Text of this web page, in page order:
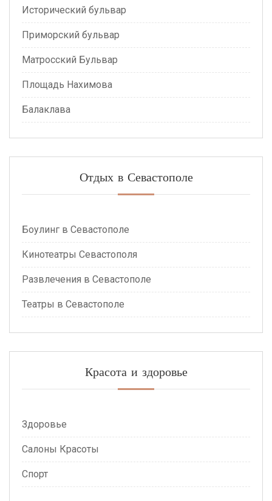
Исторический бульвар
Приморский бульвар
Матросский Бульвар
Площадь Нахимова
Балаклава
Отдых в Севастополе
Боулинг в Севастополе
Кинотеатры Севастополя
Развлечения в Севастополе
Театры в Севастополе
Красота и здоровье
Здоровье
Салоны Красоты
Спорт